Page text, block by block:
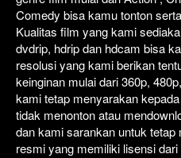
Comedy bisa kamu tonton
Kualitas film yang kami
dvdrip, hdrip dan hdcam bisa
resolusi yang kami berikan
keinginan mulai dari 360p,
kami tetap menyarakan
tidak menonton atau
dan kami sarankan untuk tetap
resmi yang memiliki lisensi